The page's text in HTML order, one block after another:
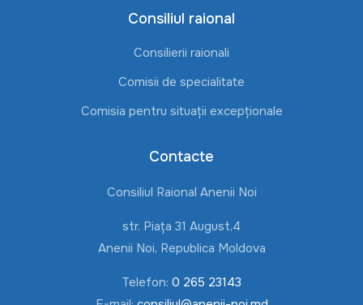
Consiliul raional
Consilierii raionali
Comisii de specialitate
Comisia pentru situații excepționale
Contacte
Consiliul Raional Anenii Noi
str. Piața 31 August,4
Anenii Noi, Republica Moldova
Telefon: 0 265 23143